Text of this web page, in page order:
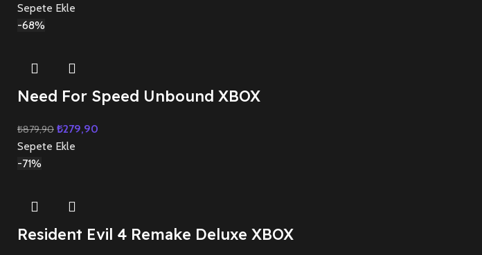
Sepete Ekle
-68%
Need For Speed Unbound XBOX
₺879,90 ₺279,90
Sepete Ekle
-71%
Resident Evil 4 Remake Deluxe XBOX